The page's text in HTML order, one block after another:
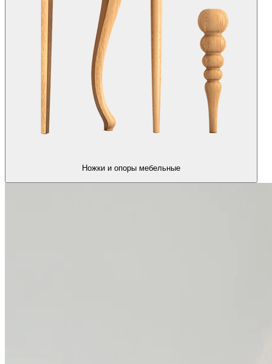
Ножки и опоры мебельные